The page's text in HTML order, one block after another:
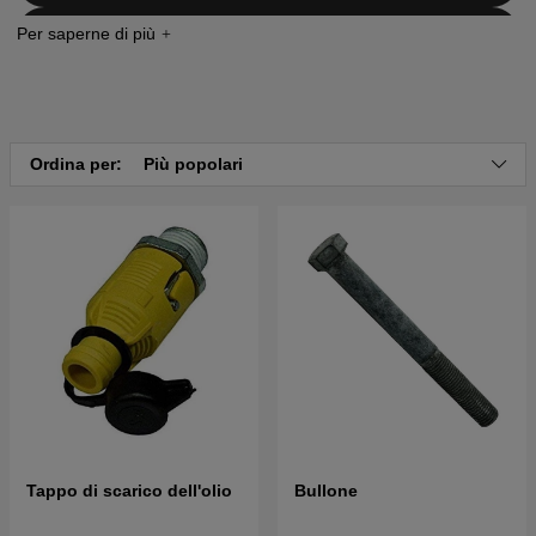
Clicca qui per il catalogo ricambi di Husqvarna YT 48
XLS 2018-10 (96048008500)
YT48XLS 2014-10 (96043020500)
Clicca qui per il catalogo ricambi di Husqvarna
YT48XLS 2013-09 (96043015501)
Clicca qui per il catalogo ricambi di Husqvarna
YT48XLS 2013-08 (96043015601)
Ordina per: Più popolari
Tappo di scarico dell'olio Bullone